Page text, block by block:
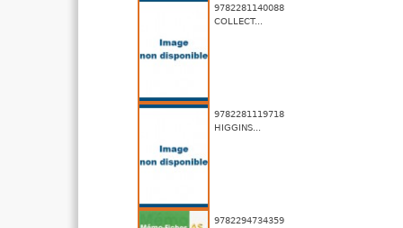
9782281140088
COLLECT...
9782281119718
HIGGINS...
9782294734359